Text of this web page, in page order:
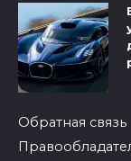
Обратная связь